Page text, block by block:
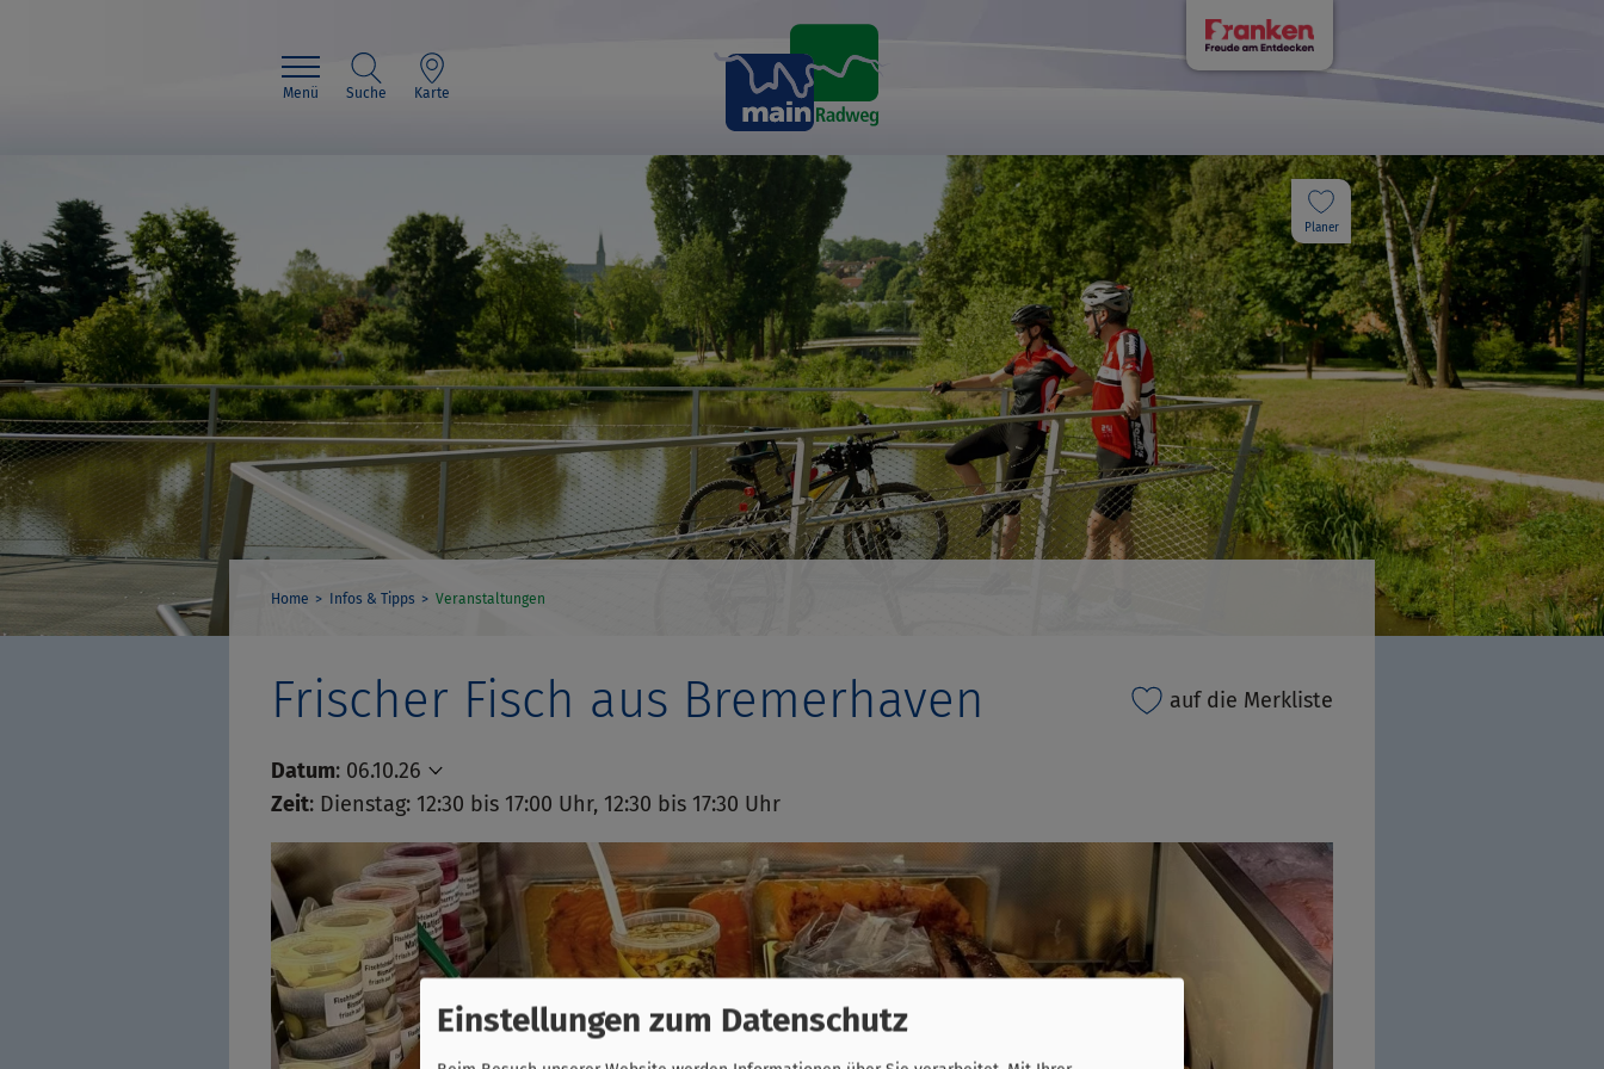
Menü Suche Karte
Planer
Home Infos & Tipps Veranstaltungen
auf die Merkliste
Frischer Fisch aus Bremerhaven
Datum: 06.10.26
Zeit: Dienstag: 12:30 bis 17:00 Uhr, 12:30 bis 17:30 Uhr
Einstellungen zum Datenschutz